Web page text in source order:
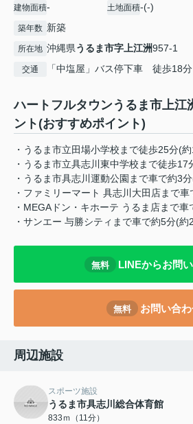
建物面積- 土地面積-(-)
築年数 新築
所在地 沖縄県うるま市字上江洲957-1
交通 「中塩屋」バス停下車 徒歩18分
ハートフルタウンうるま市上
ント(おすすめポイント)
・うるま市立田場小学校まで徒歩25分(
・うるま市立具志川東中学校まで徒歩17
・うるま市具志川運動公園まで車で約3
・ファミリーマート 具志川大田店まで
・MEGAドン・キホーテ うるま店まで
・サンエー 与勝シティまで車で約5分(約
無料 LINEからお問
無料 お問い合
周辺施設
スポーツ施設
うるま市具志川総合体育館
833ｍ（11分）